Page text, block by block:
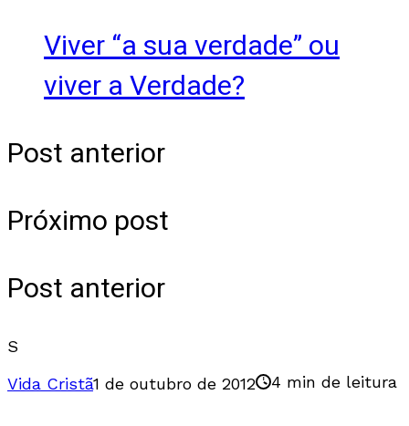
Viver “a sua verdade” ou
viver a Verdade?
Post anterior
Próximo post
Post anterior
S
Vida Cristã1 de outubro de 2012 4 min de leitura